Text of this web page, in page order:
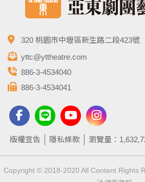
320 桃園市中壢區新生路二段423號
yttc@yttheatre.com
886-3-4534040
886-3-4534041
版權宣告 隱私條款 瀏覽量：
Copyright © 2018-2020 All Content Rights